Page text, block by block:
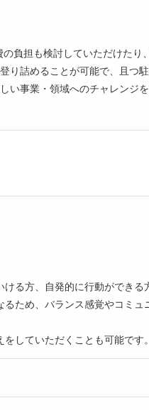
負担も検討していただけたり
り詰めることが可能で、且つ
い事業・領域へのチャレンジ
る方、自発的に行動ができる
ため、バランス感覚やコミ
していただくことも可能です